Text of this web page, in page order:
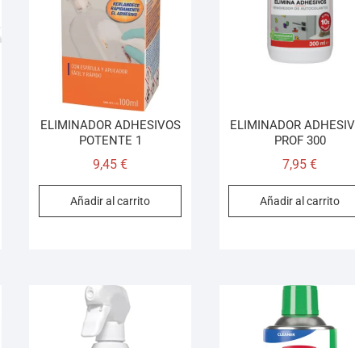
ELIMINADOR ADHESIVOS
POTENTE 1
9,45€
Añadir al carrito
ELIMINADOR
PROF 300
7,95€
Añadir al carrito